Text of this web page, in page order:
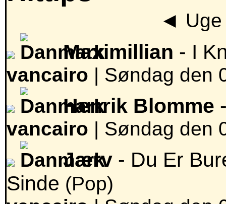
◄
Maximillian - I
vancairo | Søndag den
Henrik Blomme
vancairo | Søndag den
Jærv - Du Er
Sinde (Pop)